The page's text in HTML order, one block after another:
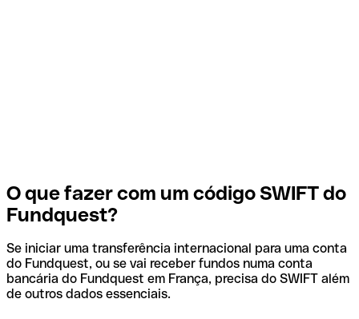
O que fazer com um código SWIFT do
Fundquest?
Se iniciar uma transferência internacional para uma conta
do Fundquest, ou se vai receber fundos numa conta
bancária do Fundquest em França, precisa do SWIFT além
de outros dados essenciais.